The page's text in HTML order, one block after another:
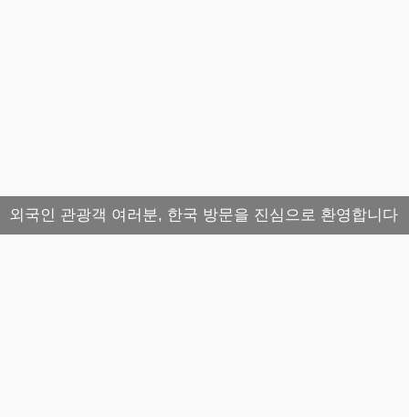
외국인 관광객 여러분, 한국 방문을 진심으로 환영합니다